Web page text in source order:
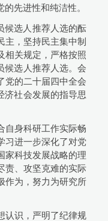
先进性和纯洁性。
候选人推荐人选的酝
主，坚持民主集中制
相关规定，严格按照
候选人推荐人选。会
党的二十届四中全会
济社会发展的指导思
自身科研工作实际畅
习进一步深化了对党
家科技发展战略的理
责、攻坚克难的实际
作为，努力为研究所
认识，严明了纪律规